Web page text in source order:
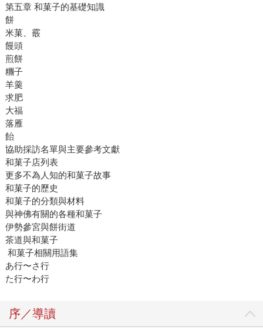
第五章 和菓子的基礎知識
餅
米菓、霰
饅頭
煎餅
糰子
羊羹
求肥
大福
落雁
飴
協助採訪名單與主要參考文獻
和菓子店列表
更多不為人知的和菓子故事
和菓子的歷史
和菓子的分類與材料
與神佛有關的各種和菓子
伊勢參宮與餅街道
茶道與和菓子
和菓子相關用語集
あ行〜さ行
た行〜わ行
序／導讀